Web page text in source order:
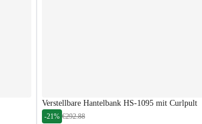
Verstellbare Hantelbank HS-1095 mit Curlpult
-21% €292.88